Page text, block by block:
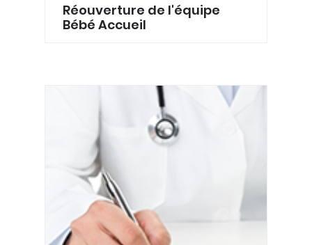
Réouverture de l'équipe
Bébé Accueil
mois afin de renforcer
l'accompagnement et d’optimiser la
prise en charge des situations qui leur
sont confiées. Dans ce cadre, ils ont